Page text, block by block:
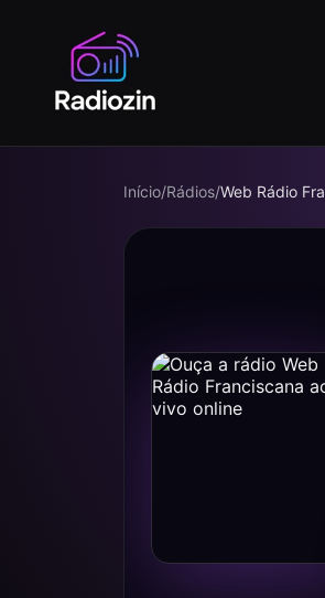
Início/Rádios/Web Rádio